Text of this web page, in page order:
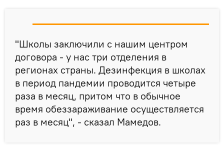
"Школы заключили с нашим центром
договора - у нас три отделения в
регионах страны. Дезинфекция в школах
в период пандемии проводится четыре
раза в месяц, притом что в обычное
время обеззараживание осуществляется
раз в месяц", - сказал Мамедов.